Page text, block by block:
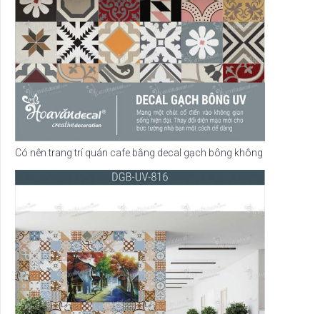
Có nên trang trí quán cafe bằng decal gạch bông không